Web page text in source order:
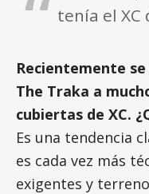
tenía el XC
Recientemente
The Traka a
cubiertas de XC.
Es una tendencia
es cada vez más
exigentes y